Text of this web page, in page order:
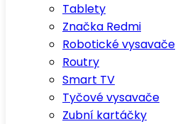
Tablety
Značka Redmi
Robotické vysavače
Routry
Smart TV
Tyčové vysavače
Zubní kartáčky